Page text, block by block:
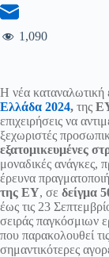
1,090
Η νέα καταναλωτική
Ελλάδα 2024, της
επιχειρήσεις να
ξεχωριστές
εξατομικευμένες
μοναδικές ανάγκες,
έρευνα
της EY, σε δείγμα
έως τις 23
σειράς παγκόσμιων
που παρακολουθεί
σημαντικότερες